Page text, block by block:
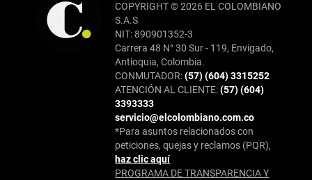
COPYRIGHT © 2026 EL COLOMBIANO
S.A.S
NIT: 890901352-3
Carrera 48 N° 30 Sur - 119, Envigado,
Antioquia, Colombia.
CONMUTADOR:(57) (604) 3315252
ATENCIÓN AL CLIENTE:(57) (604)
3393333
servicio@elcolombiano.com.co
*Para asuntos relacionados con
peticiones, quejas y reclamos (PQR),
haz clic aquí
PROGRAMA DE TRANSPARENCIA Y